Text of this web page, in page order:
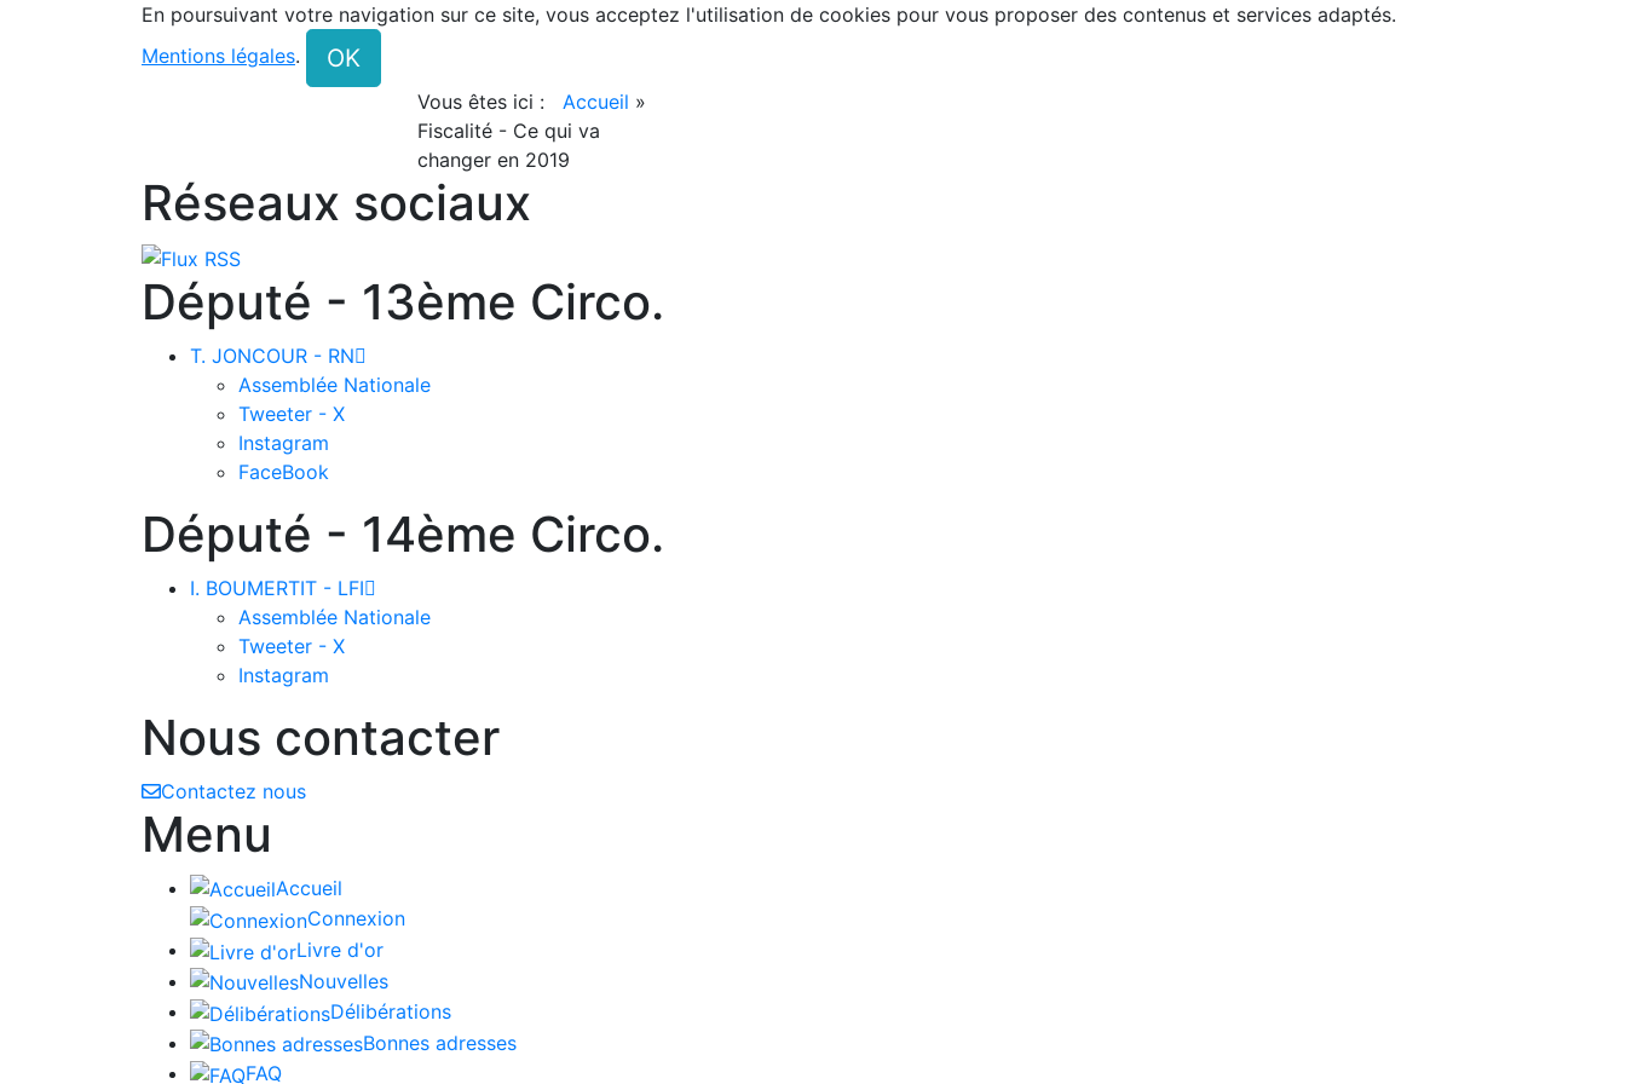
En poursuivant votre navigation sur ce site, vous acceptez l'utilisation de cookies pour vous proposer des contenus et services adaptés.
Mentions légales. OK
Vous êtes ici : Accueil »
Fiscalité - Ce qui va
changer en 2019
Réseaux sociaux
Député - 13ème Circo.
T. JONCOUR - RN
Assemblée Nationale
Tweeter - X
Instagram
FaceBook
Député - 14ème Circo.
I. BOUMERTIT - LFI
Assemblée Nationale
Tweeter - X
Instagram
Nous contacter
Contactez nous
Menu
Accueil
Connexion
Livre d'or
Nouvelles
Délibérations
Bonnes adresses
FAQ